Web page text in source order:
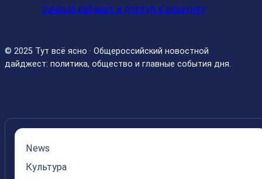
личный кабинет и доступ к аккаунту
© 2025 Тут всё ясно · Общероссийский новостной
дайджест: политика, общество и главные события дня.
News
Культура